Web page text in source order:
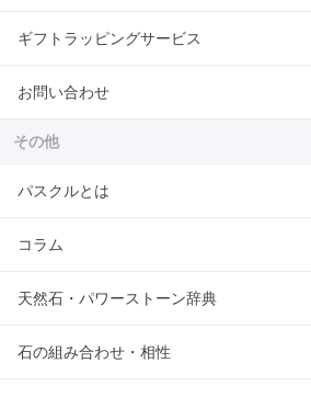
ギフトラッピングサービス
お問い合わせ
その他
パスクルとは
コラム
天然石・パワーストーン辞典
石の組み合わせ・相性